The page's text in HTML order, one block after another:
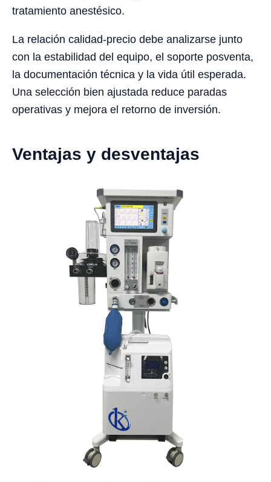
tratamiento anestésico.
La relación calidad-precio debe analizarse junto
con la estabilidad del equipo, el soporte posventa,
la documentación técnica y la vida útil esperada.
Una selección bien ajustada reduce paradas
operativas y mejora el retorno de inversión.
Ventajas y desventajas